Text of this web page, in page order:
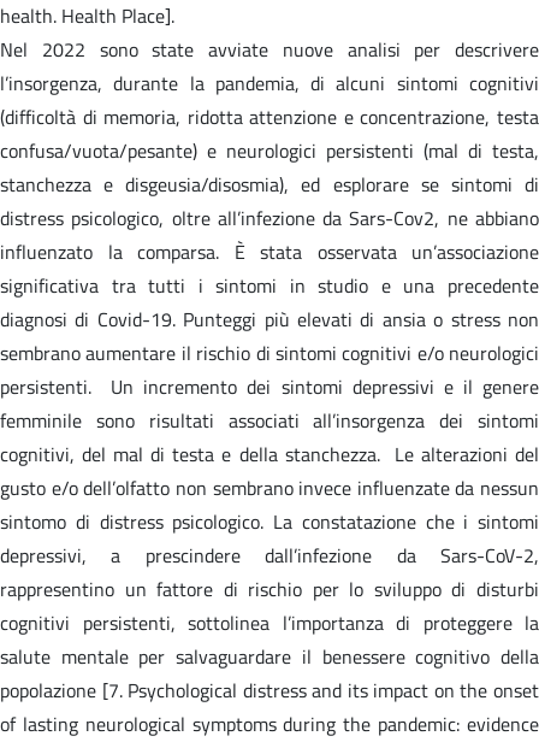
health. Health Place].
Nel 2022 sono state avviate nuove analisi per descrivere
l’insorgenza, durante la pandemia, di alcuni sintomi cognitivi
(difficoltà di memoria, ridotta attenzione e concentrazione, testa
confusa/vuota/pesante) e neurologici persistenti (mal di testa,
stanchezza e disgeusia/disosmia), ed esplorare se sintomi di
distress psicologico, oltre all’infezione da Sars-Cov2, ne abbiano
influenzato la comparsa. È stata osservata un’associazione
significativa tra tutti i sintomi in studio e una precedente
diagnosi di Covid-19. Punteggi più elevati di ansia o stress non
sembrano aumentare il rischio di sintomi cognitivi e/o neurologici
persistenti. Un incremento dei sintomi depressivi e il genere
femminile sono risultati associati all’insorgenza dei sintomi
cognitivi, del mal di testa e della stanchezza. Le alterazioni del
gusto e/o dell’olfatto non sembrano invece influenzate da nessun
sintomo di distress psicologico. La constatazione che i sintomi
depressivi, a prescindere dall’infezione da Sars-CoV-2,
rappresentino un fattore di rischio per lo sviluppo di disturbi
cognitivi persistenti, sottolinea l’importanza di proteggere la
salute mentale per salvaguardare il benessere cognitivo della
popolazione [7. Psychological distress and its impact on the onset
of lasting neurological symptoms during the pandemic: evidence